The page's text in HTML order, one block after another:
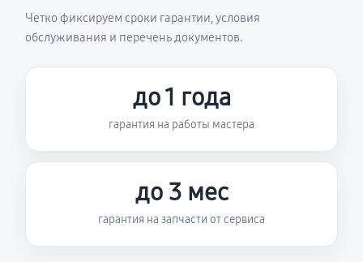
Четко фиксируем сроки гарантии, условия
обслуживания и перечень документов.
до 1 года
гарантия на работы мастера
до 3 мес
гарантия на запчасти от сервиса